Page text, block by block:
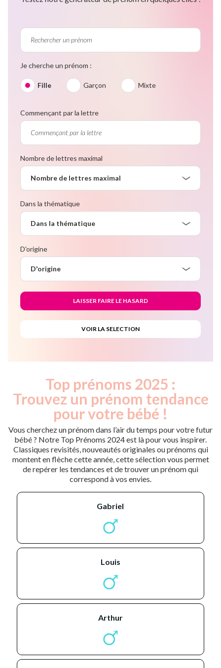
Je cherche un prénom :
Fille Garçon Mixte
Commençant par la lettre
Nombre de lettres maximal
Nombre de lettres maximal
Dans la thématique
Dans la thématique
D'origine
D'origine
Top prénoms 2025 :
Trouvez un prénom tendance
pour votre bébé !
Vous cherchez un prénom dans l’air du temps pour votre futur
bébé ? Notre Top Prénoms 2024 est là pour vous inspirer.
Classiques revisités, nouveautés originales ou prénoms qui
montent en flèche cette année, cette sélection vous permet
de repérer les tendances et de trouver un prénom qui
correspond à vos envies.
gabriel
louis
arthur